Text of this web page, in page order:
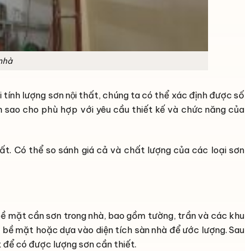
lượng sơn nội thất, chúng ta có thể xác định được số
cho phù hợp với yêu cầu thiết kế và chức năng của
Có thể so sánh giá cả và chất lượng của các loại sơn
cần sơn trong nhà, bao gồm tường, trần và các khu
mặt hoặc dựa vào diện tích sàn nhà để ước lượng. Sau
có được lượng sơn cần thiết.